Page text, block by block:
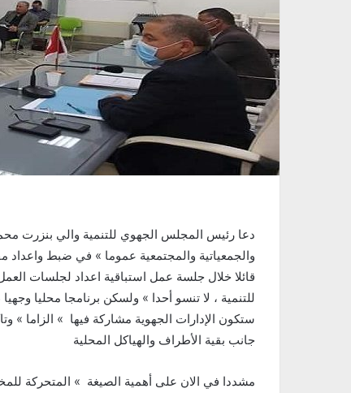
للتنمية ، لا تنسو أحدا » ولسكن برنامجا محليا
ستكون الإدارات الجهوية مشاركة فيها » الزاما »
جانب بقية الأطراف والهياكل المحلية
مشددا في الان على أهمية الصيغة » المتحركة